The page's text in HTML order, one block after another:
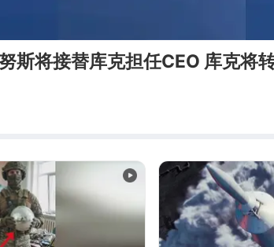
斯将接替库克担任CEO 库克将